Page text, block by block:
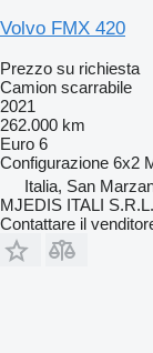
Volvo FMX 420
Prezzo su richiesta
Camion scarrabile
2021
262.000 km
Euro 6
Configurazione 6x2
Italia, San
MJEDIS ITALI S.R.L.
Contattare il